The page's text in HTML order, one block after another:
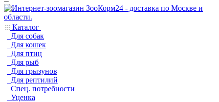
Каталог
Для собак
Для кошек
Для птиц
Для рыб
Для грызунов
Для рептилий
Спец. потребности
Уценка